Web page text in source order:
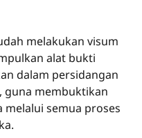
melakukan visum
alat bukti
dalam persidangan
guna membuktikan
melalui semua proses